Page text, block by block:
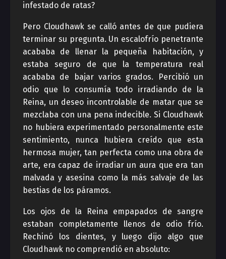
infestado de ratas?
Pero Cloudhawk se calló antes de que pudiera
terminar su pregunta. Un escalofrío penetrante
acababa de llenar la pequeña habitación, y
estaba seguro de que la temperatura real
acababa de bajar varios grados. Percibió un
odio que lo consumía todo irradiando de la
Reina, un deseo incontrolable de matar que se
mezclaba con una pena indecible. Si Cloudhawk
no hubiera experimentado personalmente este
sentimiento, nunca hubiera creído que esta
hermosa mujer, tan perfecta como una obra de
arte, era capaz de irradiar un aura que era tan
malvada y asesina como la más salvaje de las
bestias de los páramos.
Los ojos de la Reina empapados de sangre
estaban completamente llenos de odio frío.
Rechinó los dientes, y luego dijo algo que
Cloudhawk no comprendió en absoluto: